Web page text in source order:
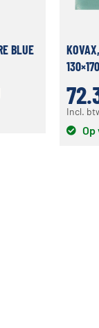
BLUE
Incl.
Op